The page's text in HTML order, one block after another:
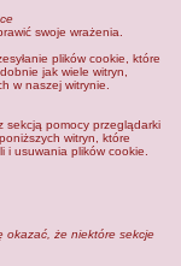
swoje wrażenia.
plików cookie, które
jak wiele witryn,
w naszej witrynie.
sekcją pomocy przeglądarki
witryn, które
i usuwania plików cookie.
okazać, że niektóre sekcje